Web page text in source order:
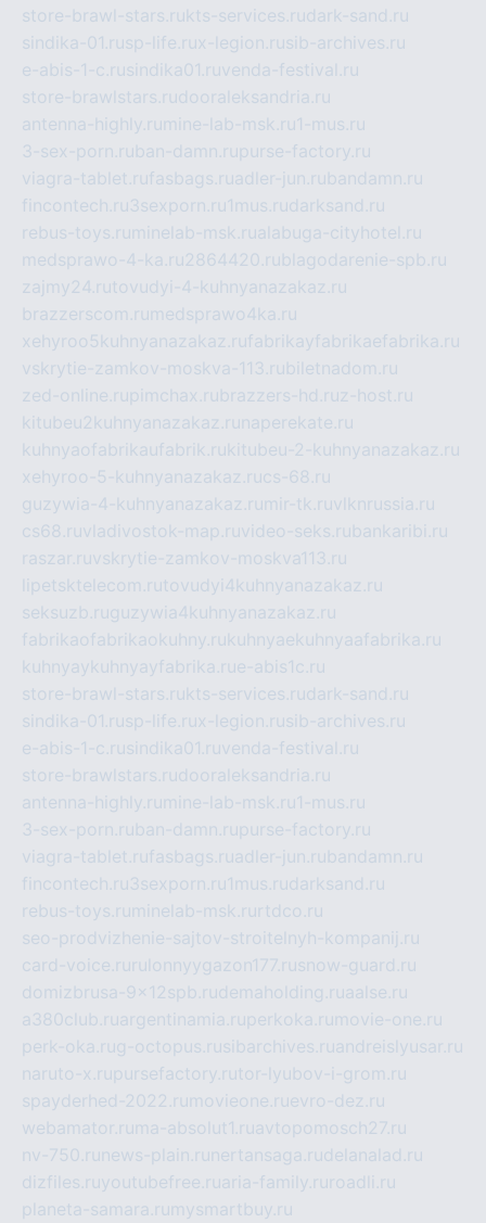
store-brawl-stars.rukts-services.rudark-sand.ru
sindika-01.rusp-life.rux-legion.rusib-archives.ru
e-abis-1-c.rusindika01.ruvenda-festival.ru
store-brawlstars.rudooraleksandria.ru
antenna-highly.ru mine-lab-msk.ru1-mus.ru
3-sex-porn.ruban-damn.rupurse-factory.ru
viagra-tablet.rufasbags.ruadler-jun.rubandamn.ru
fincontech.ru3sexporn.ru1mus.rudarksand.ru
rebus-toys.ru minelab-msk.rualabuga-cityhotel.ru
medsprawo-4-ka.ru2864420.rublagodarenie-spb.ru
zajmy24.rutovudyi-4-kuhnyanazakaz.ru
brazzerscom.ru medsprawo4ka.ru
xehyroo5kuhnyanazakaz.rufabrikayfabrikaefabrika.ru
vskrytie-zamkov-moskva-113.rubiletnadom.ru
zed-online.rupimchax.rubrazzers-hd.ruz-host.ru
kitubeu2kuhnyanazakaz.ru naperekate.ru
kuhnyaofabrikaufabrik.rukitubeu-2-kuhnyanazakaz.ru
xehyroo-5-kuhnyanazakaz.rucs-68.ru
guzywia-4-kuhnyanazakaz.ru mir-tk.ruvlknrussia.ru
cs68.ruvladivostok-map.ruvideo-seks.rubankaribi.ru
raszar.ruvskrytie-zamkov-moskva113.ru
lipetsktelecom.rutovudyi4kuhnyanazakaz.ru
seksuzb.ruguzywia4kuhnyanazakaz.ru
fabrikaofabrikaokuhny.rukuhnyaekuhnyaafabrika.ru
kuhnyaykuhnyayfabrika.rue-abis1c.ru
store-brawl-stars.rukts-services.rudark-sand.ru
sindika-01.rusp-life.rux-legion.rusib-archives.ru
e-abis-1-c.rusindika01.ruvenda-festival.ru
store-brawlstars.rudooraleksandria.ru
antenna-highly.ru mine-lab-msk.ru1-mus.ru
3-sex-porn.ruban-damn.rupurse-factory.ru
viagra-tablet.rufasbags.ruadler-jun.rubandamn.ru
fincontech.ru3sexporn.ru1mus.rudarksand.ru
rebus-toys.ru minelab-msk.ru rtdco.ru
seo-prodvizhenie-sajtov-stroitelnyh-kompanij.ru
card-voice.ru rulonnyygazon177.rusnow-guard.ru
domizbrusa-9x12spb.rudemaholding.ruaalse.ru
a380club.ruargentinamia.ruperkoka.ru movie-one.ru
perk-oka.rug-octopus.rusibarchives.ruandreislyusar.ru
naruto-x.rupursefactory.rutor-lyubov-i-grom.ru
spayderhed-2022.ru movieone.ruevro-dez.ru
webamator.ru ma-absolut1.ruavtopomosch27.ru
nv-750.ru news-plain.ru nertansaga.rudelanalad.ru
dizfiles.ruyoutubefree.ruaria-family.ru roadli.ru
planeta-samara.ru mysmartbuy.ru